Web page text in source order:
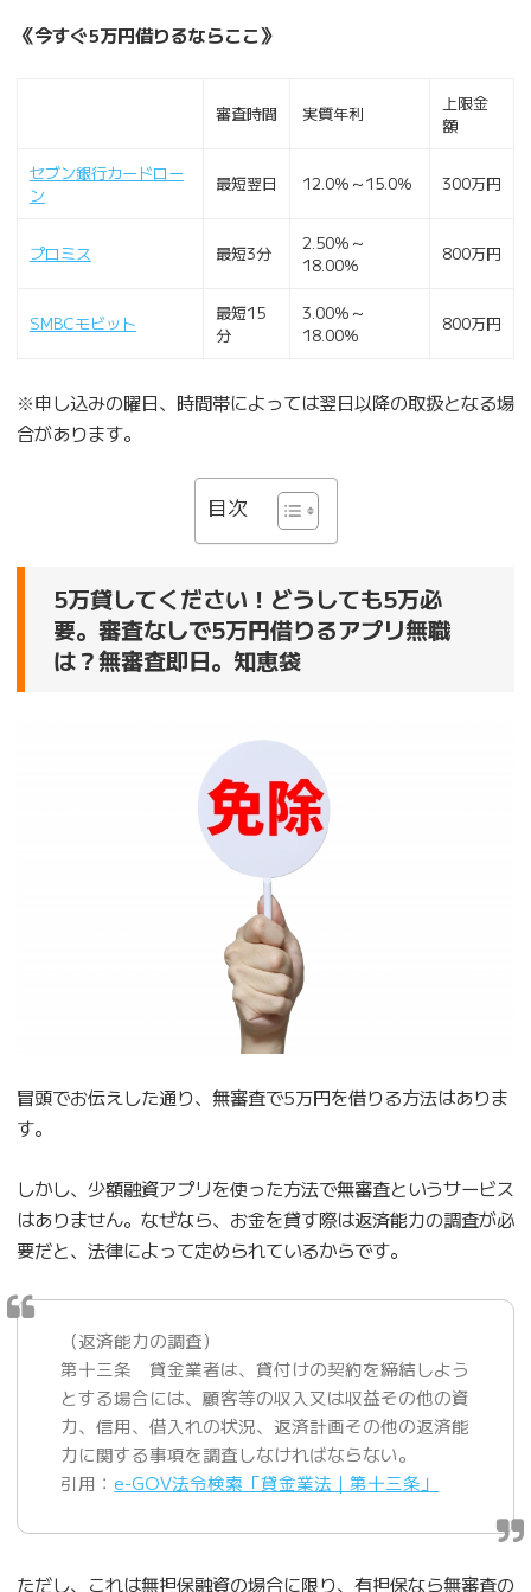
《今すぐ5万円借りるならここ》
審査時間 実質年利
上限金
額
セブン銀行カードロー
ン
最短翌日 12.0％～15.0％ 300万円
プロミス 最短3分
2.50％～
18.00％
800万円
SMBCモビット
最短15
分
3.00％～
18.00％
800万円
※申し込みの曜日、時間帯によっては翌日以降の取扱となる場
合があります。
目次
5万貸してください！どうしても5万必
要。審査なしで5万円借りるアプリ無職
は？無審査即日。知恵袋
冒頭でお伝えした通り、無審査で5万円を借りる方法はありま
す。
しかし、少額融資アプリを使った方法で無審査というサービス
はありません。なぜなら、お金を貸す際は返済能力の調査が必
要だと、法律によって定められているからです。
（返済能力の調査）
第十三条 貸金業者は、貸付けの契約を締結しよう
とする場合には、顧客等の収入又は収益その他の資
力、信用、借入れの状況、返済計画その他の返済能
力に関する事項を調査しなければならない。
引用：e-GOV法令検索「貸金業法｜第十三条」
ただし、これは無担保融資の場合に限り、有担保なら無審査の